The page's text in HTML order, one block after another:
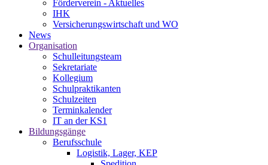
Förderverein - Aktuelles
IHK
Versicherungswirtschaft und WO
News
Organisation
Schulleitungsteam
Sekretariate
Kollegium
Schulpraktikanten
Schulzeiten
Terminkalender
IT an der KS1
Bildungsgänge
Berufsschule
Logistik, Lager, KEP